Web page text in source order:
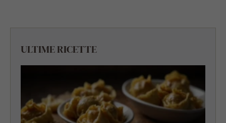
ULTIME RICETTE